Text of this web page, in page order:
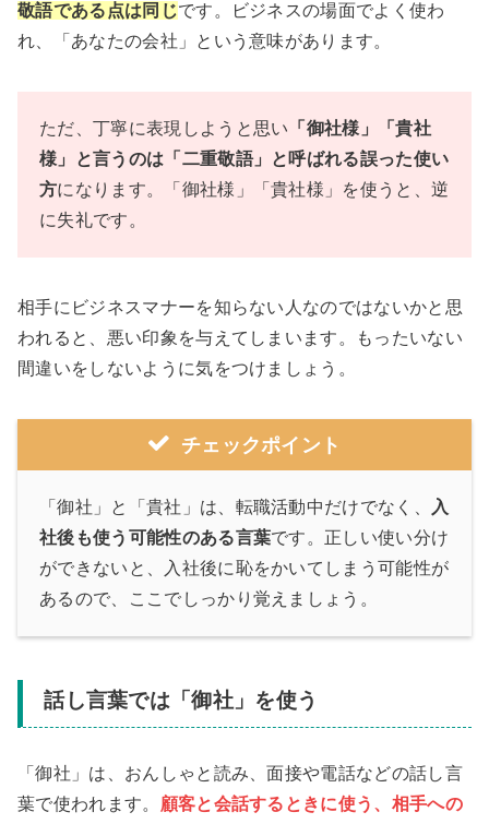
敬語である点は同じです。ビジネスの場面でよく使わ
れ、「あなたの会社」という意味があります。
ただ、丁寧に表現しようと思い 「御社様」「貴社
様」と言うのは「二重敬語」と呼ばれる誤った使い
方になります。「御社様」「貴社様」を使うと、逆
に失礼です。
相手にビジネスマナーを知らない人なのではないかと思
われると、悪い印象を与えてしまいます。もったいない
間違いをしないように気をつけましょう。
チェックポイント
「御社」と「貴社」は、転職活動中だけでなく、
入
社後も使う可能性のある言葉です。正しい使い分け
ができないと、入社後に恥をかいてしまう可能性が
あるので、ここでしっかり覚えましょう。
話し言葉では「御社」を使う
「御社」は、おんしゃと読み、面接や電話などの話し言
葉で使われます。 顧客と会話するときに使う、相手への